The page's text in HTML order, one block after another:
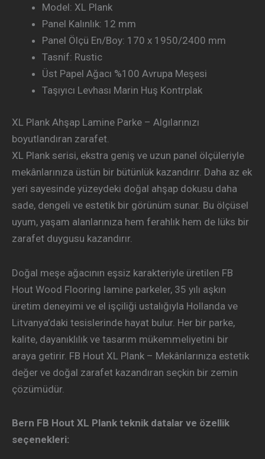
Model: XL Plank
Panel Kalınlık: 12 mm
Panel Ölçü En/Boy: 170 x 1950/2400 mm
Tasnif: Rustic
Üst Papel Ağacı %100 Avrupa Meşesi
Taşıyıcı Levhası Marin Huş Kontrplak
XL Plank Ahşap Lamine Parke – Algılarınızı
boyutlandıran zarafet.
XL Plank serisi, ekstra geniş ve uzun panel ölçüleriyle
mekânlarınıza üstün bir bütünlük kazandırır. Daha az ek
yeri sayesinde yüzeydeki doğal ahşap dokusu daha
sade, dengeli ve estetik bir görünüm sunar. Bu ölçüsel
uyum, yaşam alanlarınıza hem ferahlık hem de lüks bir
zarafet duygusu kazandırır.
Doğal meşe ağacının eşsiz karakteriyle üretilen FB
Hout Wood Flooring lamine parkeler, 35 yılı aşkın
üretim deneyimi ve el işçiliği ustalığıyla Hollanda ve
Litvanya’daki tesislerinde hayat bulur. Her bir parke,
kalite, dayanıklılık ve tasarım mükemmeliyetini bir
araya getirir. FB Hout XL Plank – Mekânlarınıza estetik
değer ve doğal zarafet kazandıran seçkin bir zemin
çözümüdür.
Bern FB Hout XL Plank teknik datalar ve özellik
seçenekleri: